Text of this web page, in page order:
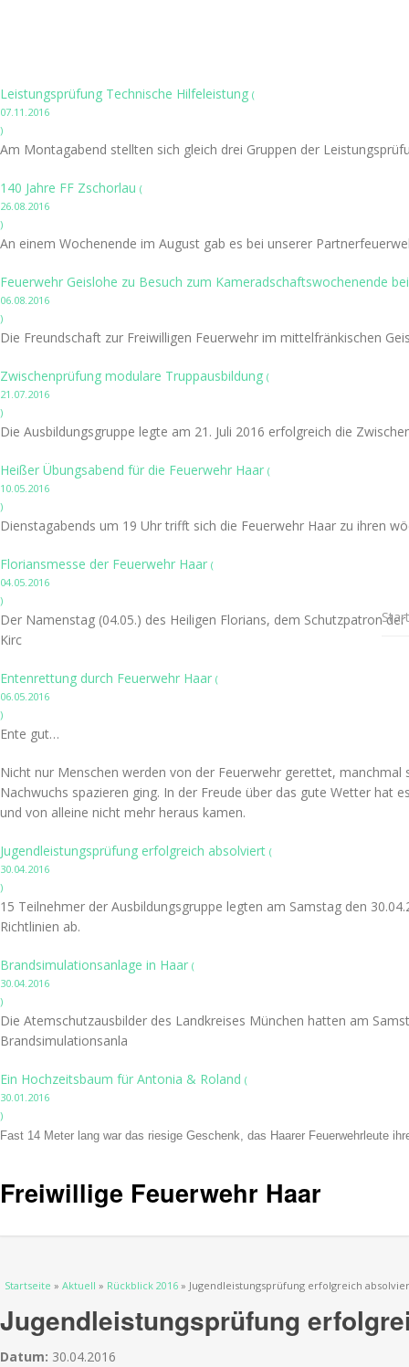
Leistungsprüfung Technische Hilfeleistung (
07.11.2016
)
Am Montagabend stellten sich gleich drei Gruppen der
140 Jahre FF Zschorlau (
26.08.2016
)
An einem Wochenende im August gab es bei unserer
Feuerwehr Geislohe zu Besuch zum Kameradschaftswochenende
06.08.2016
)
Die Freundschaft zur Freiwilligen Feuerwehr im mittelfränkischen
Zwischenprüfung modulare Truppausbildung (
21.07.2016
)
Die Ausbildungsgruppe legte am 21. Juli 2016 erfolgreich die
Heißer Übungsabend für die Feuerwehr Haar (
10.05.2016
)
Dienstagabends um 19 Uhr trifft sich die Feuerwehr Haar zu ihren
Floriansmesse der Feuerwehr Haar (
04.05.2016
)
Der Namenstag (04.05.) des Heiligen Florians, dem Schutzpatron
Kirc
Entenrettung durch Feuerwehr Haar (
06.05.2016
)
Ente gut…
Nicht nur Menschen werden von der Feuerwehr gerettet,
Nachwuchs spazieren ging. In der Freude über das gute Wetter hat
und von alleine nicht mehr heraus kamen.
Jugendleistungsprüfung erfolgreich absolviert (
30.04.2016
)
15 Teilnehmer der Ausbildungsgruppe legten am Samstag den
Richtlinien ab.
Brandsimulationsanlage in Haar (
30.04.2016
)
Die Atemschutzausbilder des Landkreises München hatten am
Brandsimulationsanla
Ein Hochzeitsbaum für Antonia & Roland (
30.01.2016
)
Fast 14 Meter lang war das riesige Geschenk, das Haarer Feuerwehrleute
Freiwillige Feuerwehr Haar
Sie sind hier
Startseite » Aktuell » Rückblick 2016 » Jugendleistungsprüfung erfolgreich
Jugendleistungsprüfung
Datum: 30.04.2016